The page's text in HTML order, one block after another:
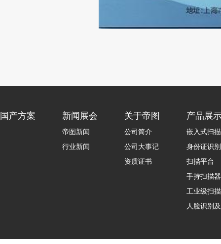
国产方案 新闻展会
帝图新闻
行业新闻
关于帝图
公司简介
公司大事记
资质证书
产品展
嵌入式扫
身份证识
扫描平台
手持扫描器
工业级扫描
人脸识别